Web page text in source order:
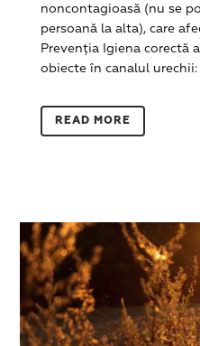
noncontagioasă (nu se
persoană la alta), care
Prevenția Igiena corectă
obiecte în canalul urechii:
READ MORE